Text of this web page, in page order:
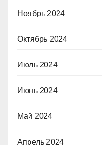
Ноябрь 2024
Октябрь 2024
Июль 2024
Июнь 2024
Май 2024
Апрель 2024